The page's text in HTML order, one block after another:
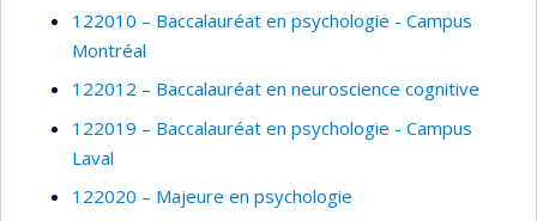
122010 – Baccalauréat en psychologie - Campus
Montréal
122012 – Baccalauréat en neuroscience cognitive
122019 – Baccalauréat en psychologie - Campus
Laval
122020 – Majeure en psychologie